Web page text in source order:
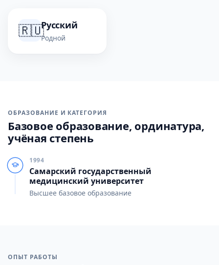
🇷🇺Русский
Родной
ОБРАЗОВАНИЕ И КАТЕГОРИЯ
Базовое образование, ординатура,
учёная степень
1994
Самарский государственный
медицинский университет
Высшее базовое образование
ОПЫТ РАБОТЫ